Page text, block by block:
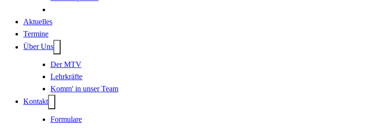
Aktuelles
Termine
Über Uns
Der MTV
Lehrkräfte
Komm' in unser Team
Kontakt
Formulare